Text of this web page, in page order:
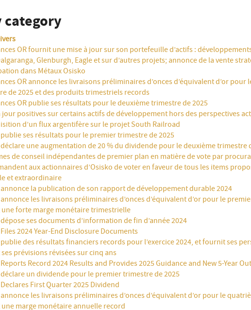
category
OR fournit une mise à jour sur son portefeuille d’actifs :
Glenburgh, Eagle et sur d’autres projets; annonce de la vente
dans Métaux Osisko
OR annonce les livraisons préliminaires d’onces d’équivalent d’or pour
de 2025 et des produits trimestriels records
OR publie ses résultats pour le deuxième trimestre de 2025
jour positives sur certains actifs de développement hors des perspectives
d’un flux argentifère sur le projet South Railroad
ses résultats pour le premier trimestre de 2025
une augmentation de 20 % du dividende pour le deuxième trimestre
de conseil indépendantes de premier plan en matière de vote par
aux actionnaires d’Osisko de voter en faveur de tous les items
et extraordinaire
la publication de son rapport de développement durable 2024
les livraisons préliminaires d’onces d’équivalent d’or pour le
une forte marge monétaire trimestrielle
ses documents d’information de fin d’année 2024
2024 Year-End Disclosure Documents
des résultats financiers records pour l’exercice 2024, et fournit ses
ses prévisions révisées sur cinq ans
Record 2024 Results and Provides 2025 Guidance and New 5-Year
un dividende pour le premier trimestre de 2025
First Quarter 2025 Dividend
les livraisons préliminaires d’onces d’équivalent d’or pour le
une marge monétaire annuelle record